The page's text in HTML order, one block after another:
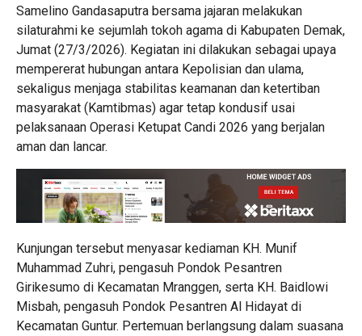
Samelino Gandasaputra bersama jajaran melakukan
silaturahmi ke sejumlah tokoh agama di Kabupaten Demak,
Jumat (27/3/2026). Kegiatan ini dilakukan sebagai upaya
mempererat hubungan antara Kepolisian dan ulama,
sekaligus menjaga stabilitas keamanan dan ketertiban
masyarakat (Kamtibmas) agar tetap kondusif usai
pelaksanaan Operasi Ketupat Candi 2026 yang berjalan
aman dan lancar.
Kunjungan tersebut menyasar kediaman KH. Munif
Muhammad Zuhri, pengasuh Pondok Pesantren
Girikesumo di Kecamatan Mranggen, serta KH. Baidlowi
Misbah, pengasuh Pondok Pesantren Al Hidayat di
Kecamatan Guntur. Pertemuan berlangsung dalam suasana